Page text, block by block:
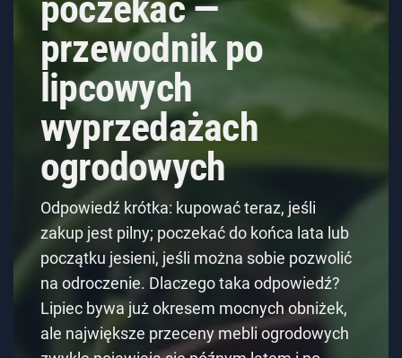
przewodnik po
lipcowych
wyprzedażach
ogrodowych
Odpowiedź krótka: kupować teraz, jeśli
zakup jest pilny; poczekać do końca lata lub
początku jesieni, jeśli można sobie pozwolić
na odroczenie. Dlaczego taka odpowiedź?
Lipiec bywa już okresem mocnych obniżek,
ale największe przeceny mebli ogrodowych